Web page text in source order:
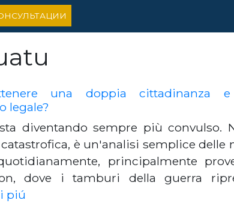
una doppia cittadinanza e
legale?
diventando sempre più convulso.
è un'analisi semplice delle
principalmente
dove i tamburi della guerra
piú